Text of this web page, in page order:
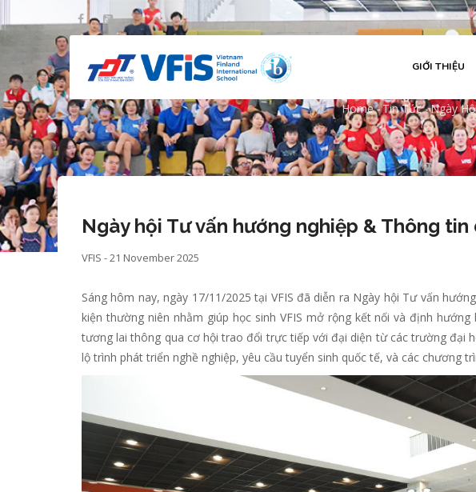
to
content
GIỚI THIỆU
Ngày hội Tư vấn
Home -Tin Tức -Ngày
Ngày hội Tư vấn hướng nghiệp & Thông tin
VFIS - 21 November 2025
Sáng hôm nay, ngày 17/11/2025 tại VFIS đã diễn ra Ngày hội Tư vấn
kiện thường niên nhằm giúp học sinh VFIS mở rộng kết nối và định
tương lai thông qua cơ hội trao đổi trực tiếp với đại diện từ các trường đại
lộ trình phát triển nghề nghiệp, yêu cầu tuyển sinh quốc tế, và các chương